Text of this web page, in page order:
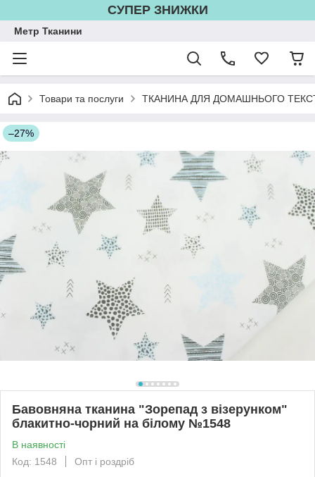
СУПЕР ЗНИЖКИ
Метр Тканини
Товари та послуги ТКАНИНА ДЛЯ ДОМАШНЬОГО
–27%
Бавовняна тканина "Зорепад з візерунком"
блакитно-чорний на білому №1548
В наявності
Код: 1548
Опт і роздріб